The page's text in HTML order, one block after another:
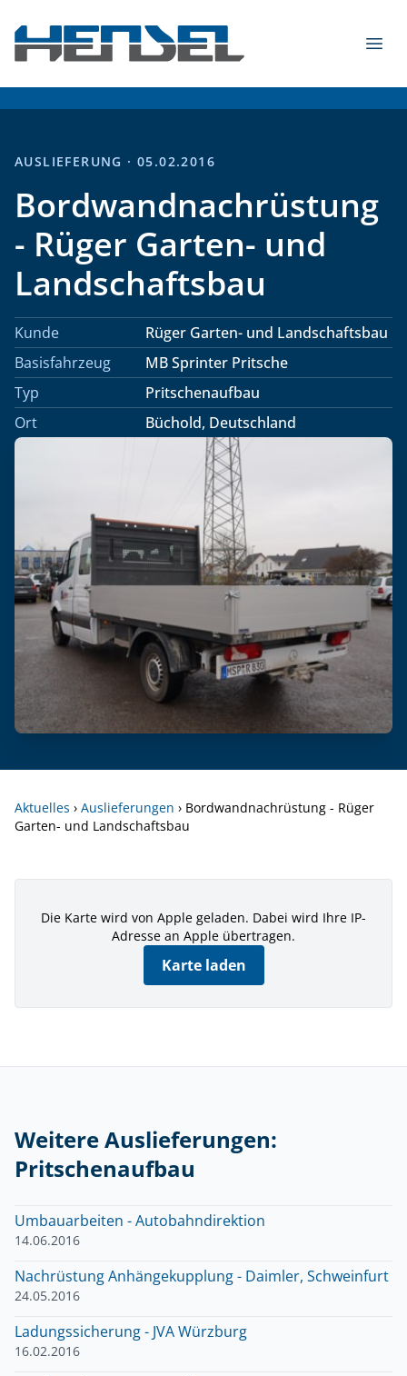
HENSEL Fahrzeugbau GmbH & Co. KG - 2026
AUSLIEFERUNG · 05.02.2016
Bordwandnachrüstung
- Rüger Garten- und
Landschaftsbau
Kunde
Rüger Garten- und Landschaftsbau
Basisfahrzeug
MB Sprinter Pritsche
Typ
Pritschenaufbau
Ort
Büchold, Deutschland
Aktuelles › Auslieferungen › Bordwandnachrüstung - Rüger
Garten- und Landschaftsbau
Die Karte wird von Apple geladen. Dabei wird Ihre IP-
Adresse an Apple übertragen.
Karte laden
Weitere Auslieferungen:
Pritschenaufbau
Umbauarbeiten - Autobahndirektion
14.06.2016
Nachrüstung Anhängekupplung - Daimler, Schweinfurt
24.05.2016
Ladungssicherung - JVA Würzburg
16.02.2016